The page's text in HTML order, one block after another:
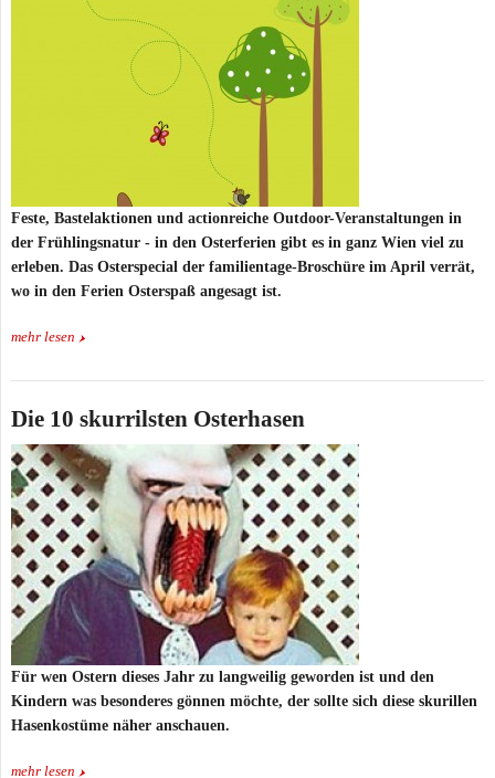
Feste, Bastelaktionen und actionreiche Outdoor-Veranstaltungen in
der Frühlingsnatur - in den Osterferien gibt es in ganz Wien viel zu
erleben. Das Osterspecial der familientage-Broschüre im April verrät,
wo in den Ferien Osterspaß angesagt ist.
mehr lesen
Die 10 skurrilsten Osterhasen
Für wen Ostern dieses Jahr zu langweilig geworden ist und den
Kindern was besonderes gönnen möchte, der sollte sich diese skurillen
Hasenkostüme näher anschauen.
mehr lesen